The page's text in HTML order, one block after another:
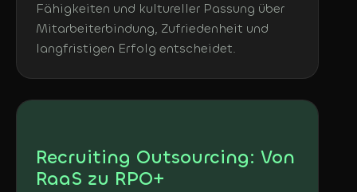
Fähigkeiten und kultureller Passung über
Mitarbeiterbindung, Zufriedenheit und
langfristigen Erfolg entscheidet.
Recruiting Outsourcing: Von
RaaS zu RPO+